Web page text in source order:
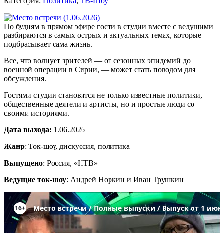
По будням в прямом эфире гости в студии вместе с ведущими
разбираются в самых острых и актуальных темах, которые
подбрасывает сама жизнь.
Все, что волнует зрителей — от сезонных эпидемий до
военной операции в Сирии, — может стать поводом для
обсуждения.
Гостями студии становятся не только известные политики,
общественные деятели и артисты, но и простые люди со
своими историями.
Дата выхода: 1.06.2026
Жанр: Ток-шоу, дискуссия, политика
Выпущено: Россия, «НТВ»
Ведущие ток-шоу: Андрей Норкин и Иван Трушкин